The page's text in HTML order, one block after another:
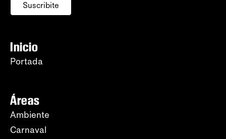
Suscribite
Inicio
Portada
Áreas
Ambiente
Carnaval